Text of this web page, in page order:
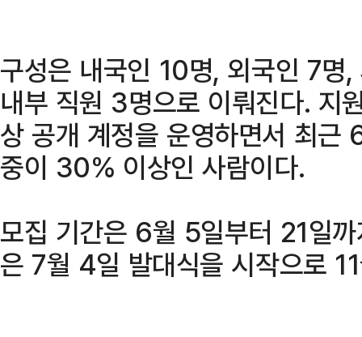
구성은 내국인 10명, 외국인 7명
내부 직원 3명으로 이뤄진다. 지
상 공개 계정을 운영하면서 최근
중이 30% 이상인 사람이다.
모집 기간은 6월 5일부터 21일
은 7월 4일 발대식을 시작으로